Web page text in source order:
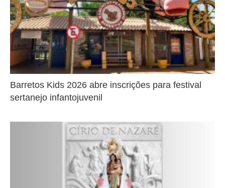
Barretos Kids 2026 abre inscrições para festival
sertanejo infantojuvenil